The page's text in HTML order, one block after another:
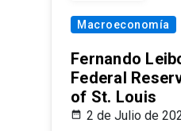
Macroeconomía
Fernando
Federal
of St. Louis
2 de Julio de